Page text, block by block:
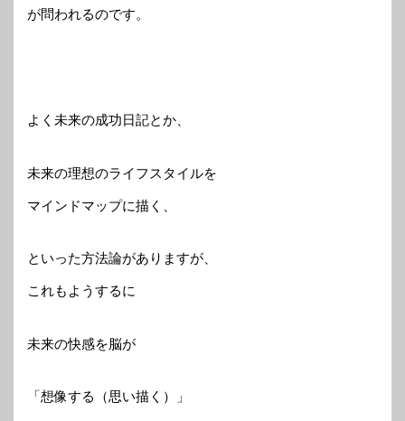
が問われるのです。
よく未来の成功日記とか、
未来の理想のライフスタイルを
マインドマップに描く、
といった方法論がありますが、
これもようするに
未来の快感を脳が
「想像する（思い描く）」